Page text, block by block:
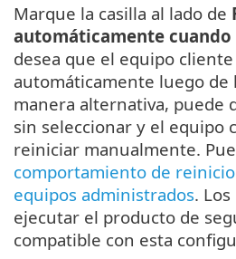
Marque la casilla al lado de
automáticamente cuando
desea que el equipo
automáticamente luego de
manera alternativa, puede
sin seleccionar y el equipo
reiniciar manualmente.
comportamiento de
equipos administrados.
ejecutar el producto de
compatible con esta